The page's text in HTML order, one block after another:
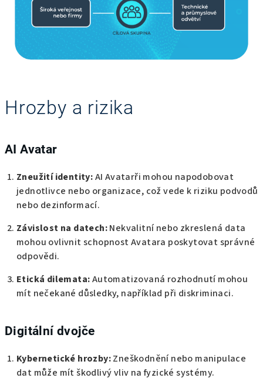
Hrozby a rizika
AI Avatar
Zneužití identity:AI Avatarři mohou napodobovat
jednotlivce nebo organizace, což vede k riziku podvodů
nebo dezinformací.
Závislost na datech:Nekvalitní nebo zkreslená data
mohou ovlivnit schopnost Avatara poskytovat správné
odpovědi.
Etická dilemata:Automatizovaná rozhodnutí mohou
mít nečekané důsledky, například při diskriminaci.
Digitální dvojče
Kybernetické hrozby:Zneškodnění nebo manipulace
dat může mít škodlivý vliv na fyzické systémy.